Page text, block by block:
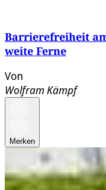
Barrierefreiheit
weite Ferne
Von
Wolfram Kämpf
Merken